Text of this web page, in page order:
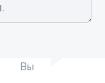
Вы